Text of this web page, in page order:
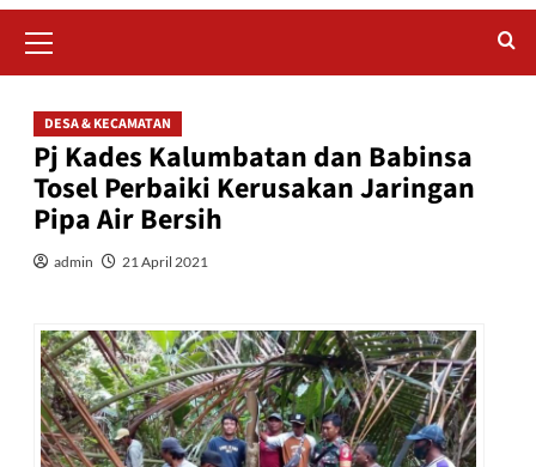
Menu
DESA & KECAMATAN
Pj Kades Kalumbatan dan Babinsa
Tosel Perbaiki Kerusakan Jaringan
Pipa Air Bersih
admin 21 April 2021